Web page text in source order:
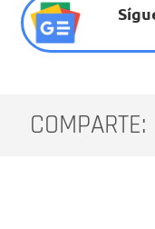
COMPARTE: